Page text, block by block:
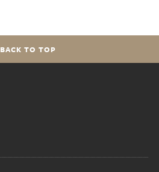
BACK TO TOP